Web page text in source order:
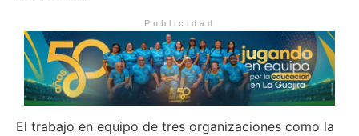
Publicidad
El trabajo en equipo de tres organizaciones como la